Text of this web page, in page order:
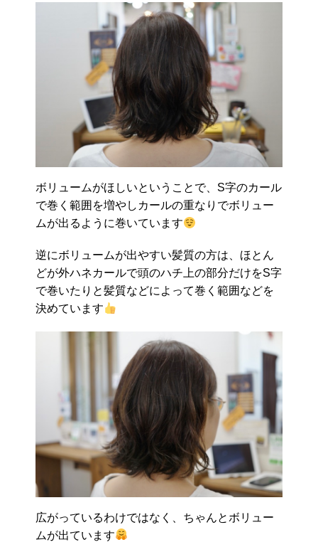
ボリュームがほしいということで、S字のカール
で巻く範囲を増やしカールの重なりでボリュー
ムが出るように巻いています
逆にボリュームが出やすい髪質の方は、ほとん
どが外ハネカールで頭のハチ上の部分だけをS字
で巻いたりと髪質などによって巻く範囲などを
決めています
広がっているわけではなく、ちゃんとボリュー
ムが出ています